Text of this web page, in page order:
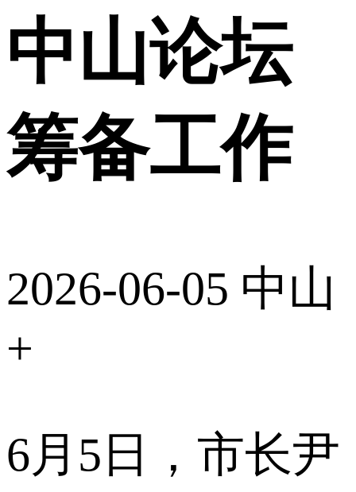
中山论坛
筹备工作
2026-06-05 中山
+
6月5日，市长尹